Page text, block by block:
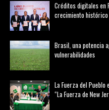
Créditos digitales en
crecimiento histórico
Brasil, una potencia
vulnerabilidades
La Fuerza del Pueblo
“La Fuerza de New